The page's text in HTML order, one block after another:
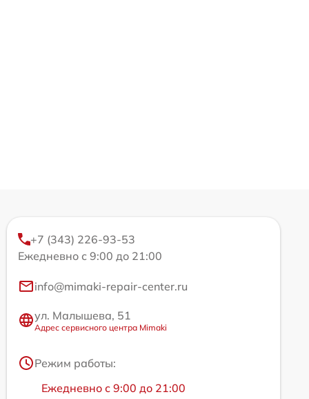
+7 (343) 226-93-53
Ежедневно с 9:00 до 21:00
info@mimaki-repair-center.ru
ул. Малышева, 51
Адрес сервисного центра Mimaki
Режим работы:
Ежедневно с 9:00 до 21:00